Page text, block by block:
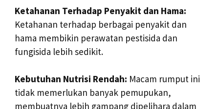
Ketahanan Terhadap Penyakit dan Hama:
Ketahanan terhadap berbagai penyakit dan
hama membikin perawatan pestisida dan
fungisida lebih sedikit.
Kebutuhan Nutrisi Rendah: Macam rumput ini
tidak memerlukan banyak pemupukan,
membuatnya lebih gampang dipelihara dalam